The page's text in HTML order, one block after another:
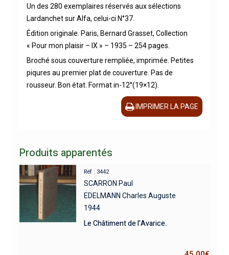
Un des 280 exemplaires réservés aux sélections
Lardanchet sur Alfa, celui-ci N°37.
Édition originale. Paris, Bernard Grasset, Collection
« Pour mon plaisir – IX » – 1935 – 254 pages.
Broché sous couverture rempliée, imprimée. Petites
piqures au premier plat de couverture. Pas de
rousseur. Bon état. Format in-12°(19×12).
IMPRIMER LA PAGE
Produits apparentés
Réf : 3442
SCARRON Paul
EDELMANN Charles Auguste
1944
Le Châtiment de l’Avarice.